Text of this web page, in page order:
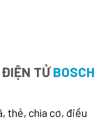
ĐIỆN TỬBOSCH
thẻ, chìa cơ, điều